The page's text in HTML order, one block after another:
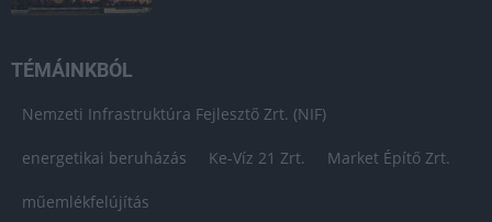
TÉMÁINKBÓL
Nemzeti Infrastruktúra Fejlesztő Zrt. (NIF)
energetikai beruházás Ke-Víz 21 Zrt. Market Építő Zrt.
műemlékfelújítás